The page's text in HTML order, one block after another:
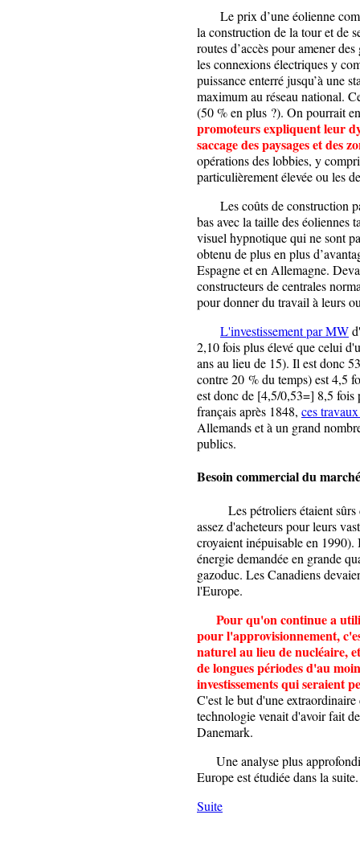
Le prix d’une éolienne
la construction de la tour et de
routes d’accès pour amener
les connexions électriques y
puissance enterré jusqu’à une
maximum au réseau national.
(50 % en plus ?). On pourrait
promoteurs expliquent leur
saccage des paysages et des
opérations des lobbies, y
particulièrement élevée ou les
Les coûts de construction
bas avec la taille des éoliennes
visuel hypnotique qui ne sont
obtenu de plus en plus
Espagne et en Allemagne.
constructeurs de centrales
pour donner du travail à leurs
L'investissement par MW
2,10 fois plus élevé que celui
ans au lieu de 15). Il est donc
contre 20 % du temps) est 4,5
est donc de [4,5/0,53=] 8,5 fois
français après 1848, ces
Allemands et à un grand
publics.
Besoin commercial du
Les pétroliers étaient sûrs
assez d'acheteurs pour leurs
croyaient inépuisable en
énergie demandée en grande
gazoduc. Les Canadiens
l'Europe.
Pour qu'on continue a
pour l'approvisionnement,
naturel au lieu de nucléaire,
de longues périodes d'au
investissements qui seraient
C'est le but d'une
technologie venait d'avoir fait
Danemark.
Une analyse plus
Europe est étudiée dans la suite.
Suite